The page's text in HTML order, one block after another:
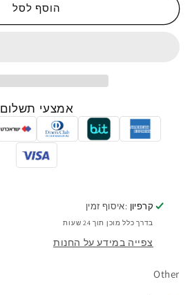
הוסף לסל
אמצעי תשלום
קרפיון :איסוף זמין
בדרך כלל מוכן תוך 24 שעות
צפייה במידע על החנות
Other